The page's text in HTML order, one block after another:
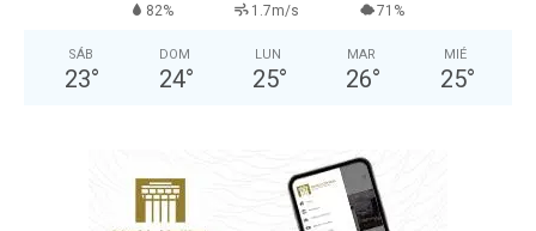
82% 1.7m/s 71%
SÁB
23°
DOM
24°
LUN
25°
MAR
26°
MIÉ
25°